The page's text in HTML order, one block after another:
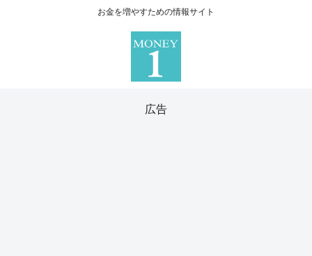
お金を増やすための情報サイト
広告